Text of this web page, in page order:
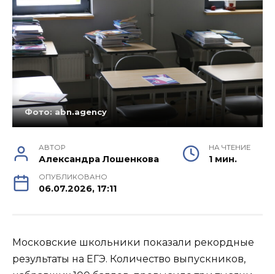
Фото: abn.agency
АВТОР
Александра Лошенкова
НА ЧТЕНИЕ
1 мин.
ОПУБЛИКОВАНО
06.07.2026, 17:11
Московские школьники показали рекордные
результаты на ЕГЭ. Количество выпускников,